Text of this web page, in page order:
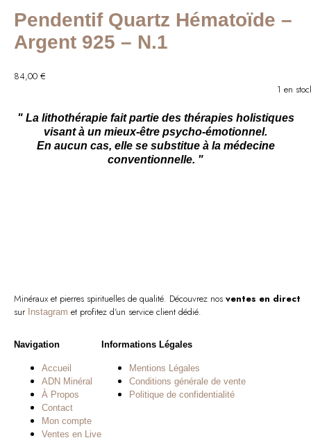
Pendentif Quartz Hématoïde –
Argent 925 – N.1
84,00 €
1 en
" La lithothérapie fait partie des thérapies holistiques
visant à un mieux-être psycho-émotionnel.
En aucun cas, elle se substitue à la médecine
conventionnelle. "
Minéraux et pierres spirituelles de qualité. Découvrez nos ventes en direct
sur Instagram et profitez d’un service client dédié.
Navigation
Accueil
ADN Minéral
À Propos
Contact
Mon compte
Ventes en Live
Informations Légales
Mentions Légales
Conditions générale de vente
Politique de confidentialité